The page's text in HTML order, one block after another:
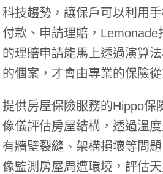
科技趨勢，讓保戶可以利用
付款、申請理賠，
的理賠申請能馬上透過演算
的個案，才會由專業的保險從
提供房屋保險服務的Hippo保
像儀評估房屋結構，透過溫
有牆壁裂縫、架構損壞等問
像監測房屋周遭環境，評估